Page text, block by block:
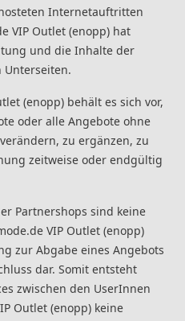
Internetauftritten
VIP Outlet (enopp) hat
und die Inhalte der
Unterseiten.
(enopp) behält es sich vor,
oder alle Angebote ohne
zu ergänzen, zu
zeitweise oder endgültig
Partnershops sind keine
VIP Outlet (enopp)
zur Abgabe eines Angebots
dar. Somit entsteht
zwischen den UserInnen
Outlet (enopp) keine